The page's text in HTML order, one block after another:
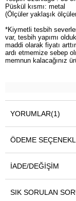
Püskül kısmı: metal
(Ölçüler yaklaşık
*Kiymetli tesbih
var, tesbih yapımı
maddi olarak fiyatı
ardı etmemize sebep
memnun kalacağınız
YORUMLAR(1)
ÖDEME
İADE/DEĞIŞIM
SIK SORULAN